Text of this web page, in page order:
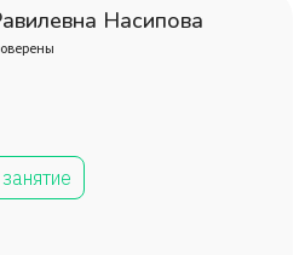
Насипова